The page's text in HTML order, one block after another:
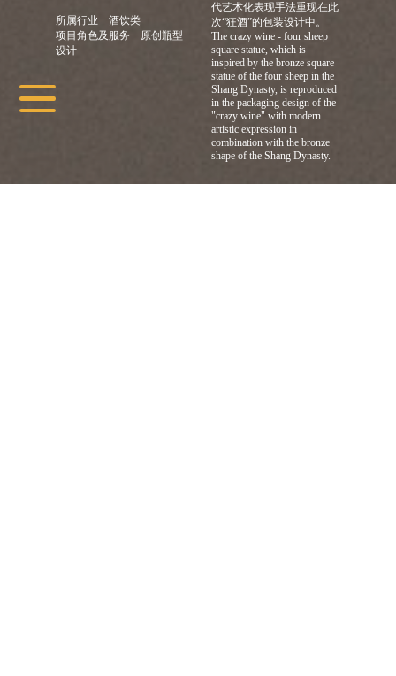
所属行业
酒饮类
项目角色及服务
原创瓶型
设计
代艺术化表现手法重现在此
次“狂酒”的包装设计中。
The crazy wine - four sheep
square statue, which is
inspired by the bronze square
statue of the four sheep in the
Shang Dynasty, is reproduced
in the packaging design of the
"crazy wine" with modern
artistic expression in
combination with the bronze
shape of the Shang Dynasty.